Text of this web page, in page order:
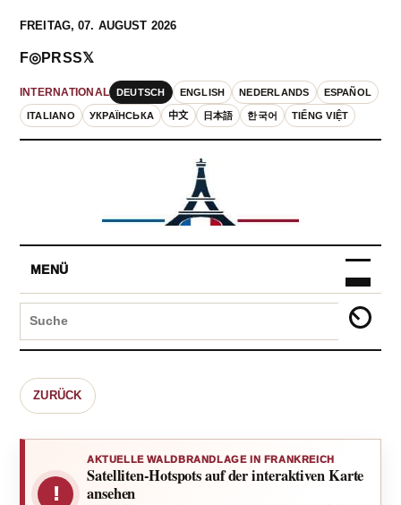
FREITAG, 07. AUGUST 2026
INTERNATIONAL DEUTSCH ENGLISH NEDERLANDS ESPAÑOL
ITALIANO УКРАЇНСЬКА 中文 日本語 한국어 TIẾNG VIỆT
F◎PRSS𝕏
MENÜ
ZURÜCK
!
AKTUELLE WALDBRANDLAGE IN FRANKREICH
Satelliten-Hotspots auf der interaktiven Karte
ansehen